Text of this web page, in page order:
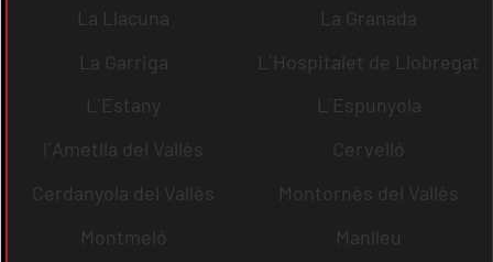
La Llacuna
La Granada
La Garriga
L´Hospitalet de Llobregat
L´Estany
L´Espunyola
l´Ametlla del Vallès
Cervelló
Cerdanyola del Vallès
Montornès del Vallès
Montmeló
Manlleu